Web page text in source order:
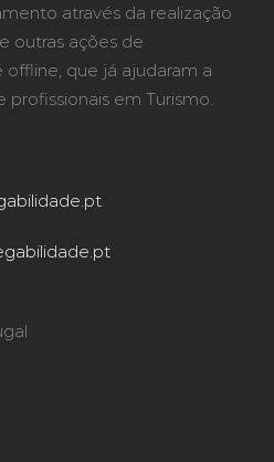
através da realização
outras ações de
que já ajudaram a
em Turismo.